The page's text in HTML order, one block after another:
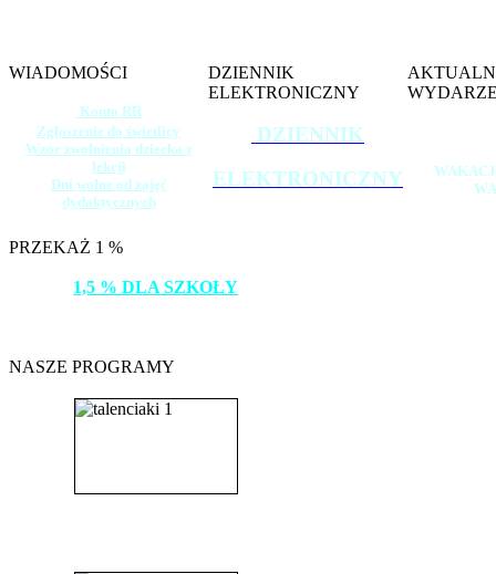
WIADOMOŚCI
Konto RR
Zgłoszenie do świetlicy
Wzór zwolnienia dziecka z
lekcji
Dni wolne od zajęć
dydaktycznych
DZIENNIK
ELEKTRONICZNY
DZIENNIK
ELEKTRONICZNY
PRZEKAŻ 1 %
1,5 % DLA SZKOŁY
NASZE PROGRAMY